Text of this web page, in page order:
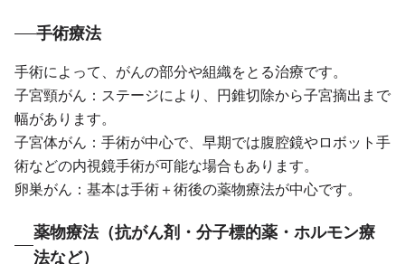
手術療法
手術によって、がんの部分や組織をとる治療です。
子宮頸がん：ステージにより、円錐切除から子宮摘出まで
幅があります。
子宮体がん：手術が中心で、早期では腹腔鏡やロボット手
術などの内視鏡手術が可能な場合もあります。
卵巣がん：基本は手術＋術後の薬物療法が中心です。
薬物療法（抗がん剤・分子標的薬・ホルモン療
法など）